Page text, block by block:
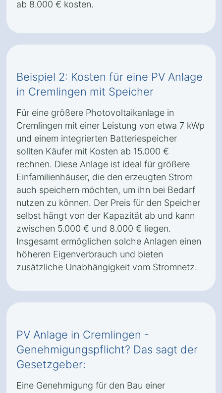
ab 8.000 € kosten.
Beispiel 2: Kosten für eine PV Anlage
in Cremlingen mit Speicher
Für eine größere Photovoltaikanlage in
Cremlingen mit einer Leistung von etwa 7 kWp
und einem integrierten Batteriespeicher
sollten Käufer mit Kosten ab 15.000 €
rechnen. Diese Anlage ist ideal für größere
Einfamilienhäuser, die den erzeugten Strom
auch speichern möchten, um ihn bei Bedarf
nutzen zu können. Der Preis für den Speicher
selbst hängt von der Kapazität ab und kann
zwischen 5.000 € und 8.000 € liegen.
Insgesamt ermöglichen solche Anlagen einen
höheren Eigenverbrauch und bieten
zusätzliche Unabhängigkeit vom Stromnetz.
PV Anlage in Cremlingen -
Genehmigungspflicht? Das sagt der
Gesetzgeber:
Eine Genehmigung für den Bau einer